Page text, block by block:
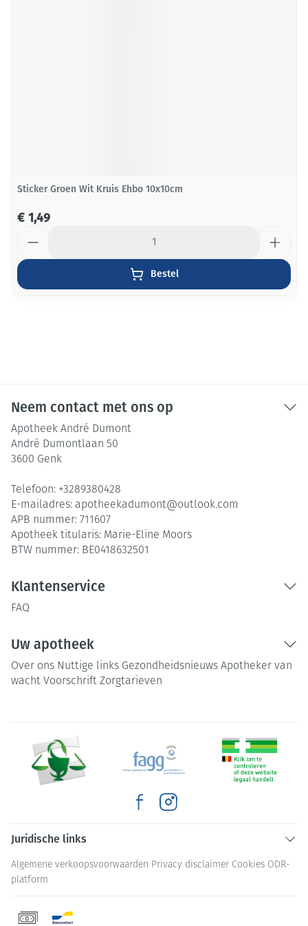
Sticker Groen Wit Kruis Ehbo 10x10cm
€ 1,49
Bestel
Neem contact met ons op
Apotheek André Dumont
André Dumontlaan 50
3600 Genk
Telefoon: +3289380428
E-mailadres: apotheekadumont@outlook.com
APB nummer: 711607
Apotheek titularis: Marie-Eline Moors
BTW nummer: BE0418632501
Klantenservice
FAQ
Uw apotheek
Over ons Nuttige links Gezondheidsnieuws Apotheker van
wacht Voorschrift Zorgtarieven
Juridische links
Algemene verkoopsvoorwaarden Privacy disclaimer Cookies ODR-
platform